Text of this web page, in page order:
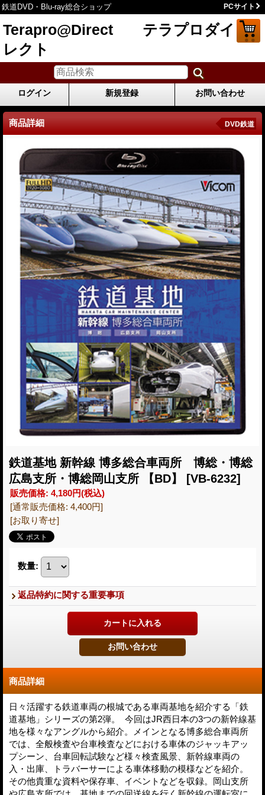
鉄道DVD・Blu-ray総合ショップ PCサイト
Terapro@Direct テラプロダイ
レクト
ログイン 新規登録 お問い合わせ
商品詳細 DVD鉄道
鉄道基地 新幹線 博多総合車両所 博総・博総
広島支所・博総岡山支所 【BD】
[VB-6232]
販売価格: 4,180円(税込)
[通常販売価格: 4,400円]
[お取り寄せ]
数量:
返品特約に関する重要事項
商品詳細
日々活躍する鉄道車両の根城である車両基地を紹介する「鉄
道基地」シリーズの第2弾。 今回はJR西日本の3つの新幹線基
地を様々なアングルから紹介。メインとなる博多総合車両所
では、全般検査や台車検査などにおける車体のジャッキアッ
プシーン、台車回転試験など様々検査風景、新幹線車両の
入・出庫、トラバーサーによる車体移動の模様などを紹介。
その他貴重な資料や保存車、イベントなどを収録。岡山支所